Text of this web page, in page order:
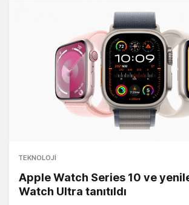
TEKNOLOJI
Apple Watch Series 10 ve
Watch Ultra tanıtıldı